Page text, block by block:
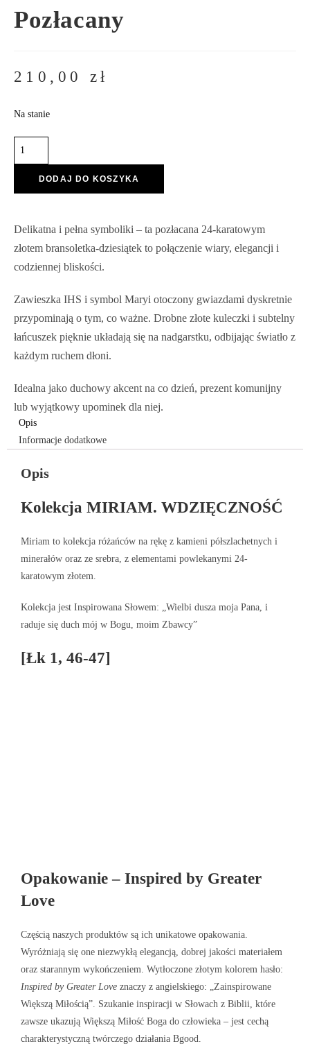
Pozłacany
210,00 zł
Na stanie
DODAJ DO KOSZYKA
Delikatna i pełna symboliki – ta pozłacana 24-karatowym
złotem bransoletka-dziesiątek to połączenie wiary, elegancji i
codziennej bliskości.
Zawieszka IHS i symbol Maryi otoczony gwiazdami dyskretnie
przypominają o tym, co ważne. Drobne złote kuleczki i subtelny
łańcuszek pięknie układają się na nadgarstku, odbijając światło z
każdym ruchem dłoni.
Idealna jako duchowy akcent na co dzień, prezent komunijny
lub wyjątkowy upominek dla niej.
Opis
Informacje dodatkowe
Opis
Kolekcja MIRIAM. WDZIĘCZNOŚĆ
Miriam to kolekcja różańców na rękę z kamieni półszlachetnych i
minerałów oraz ze srebra, z elementami powlekanymi 24-
karatowym złotem.
Kolekcja jest Inspirowana Słowem: „Wielbi dusza moja Pana, i
raduje się duch mój w Bogu, moim Zbawcy”
[Łk 1, 46-47]
Opakowanie – Inspired by Greater
Love
Częścią naszych produktów są ich unikatowe opakowania.
Wyróżniają się one niezwykłą elegancją, dobrej jakości materiałem
oraz starannym wykończeniem. Wytłoczone złotym kolorem hasło:
Inspired by Greater Love znaczy z angielskiego: „Zainspirowane
Większą Miłością”. Szukanie inspiracji w Słowach z Biblii, które
zawsze ukazują Większą Miłość Boga do człowieka – jest cechą
charakterystyczną twórczego działania Bgood.